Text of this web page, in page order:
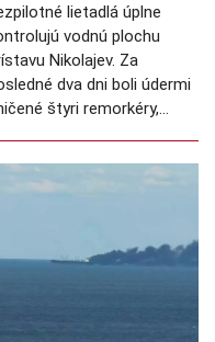
lietadlá úplne
vodnú plochu
Nikolajev. Za
dva dni boli údermi
štyri remorkéry,…